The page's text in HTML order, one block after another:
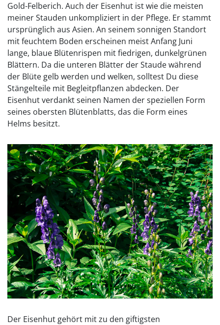
Gold-Felberich. Auch der Eisenhut ist wie die meisten
meiner Stauden unkompliziert in der Pflege. Er stammt
ursprünglich aus Asien. An seinem sonnigen Standort
mit feuchtem Boden erscheinen meist Anfang Juni
lange, blaue Blütenrispen mit fiedrigen, dunkelgrünen
Blättern. Da die unteren Blätter der Staude während
der Blüte gelb werden und welken, solltest Du diese
Stängelteile mit Begleitpflanzen abdecken. Der
Eisenhut verdankt seinen Namen der speziellen Form
seines obersten Blütenblatts, das die Form eines
Helms besitzt.
Der Eisenhut gehört mit zu den giftigsten